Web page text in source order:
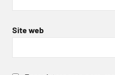
Site web